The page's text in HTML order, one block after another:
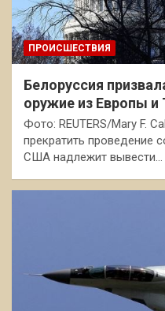
ПРОИСШЕСТВИЯ
Белоруссия
оружие из Европы и
Фото: REUTERS/Mary F.
прекратить проведение
США надлежит вывести…